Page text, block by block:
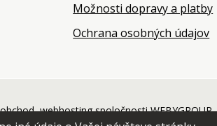
Možnosti dopravy a platby
Ochrana osobných údajov
,webhostingspoločnostiWEBYGROUP